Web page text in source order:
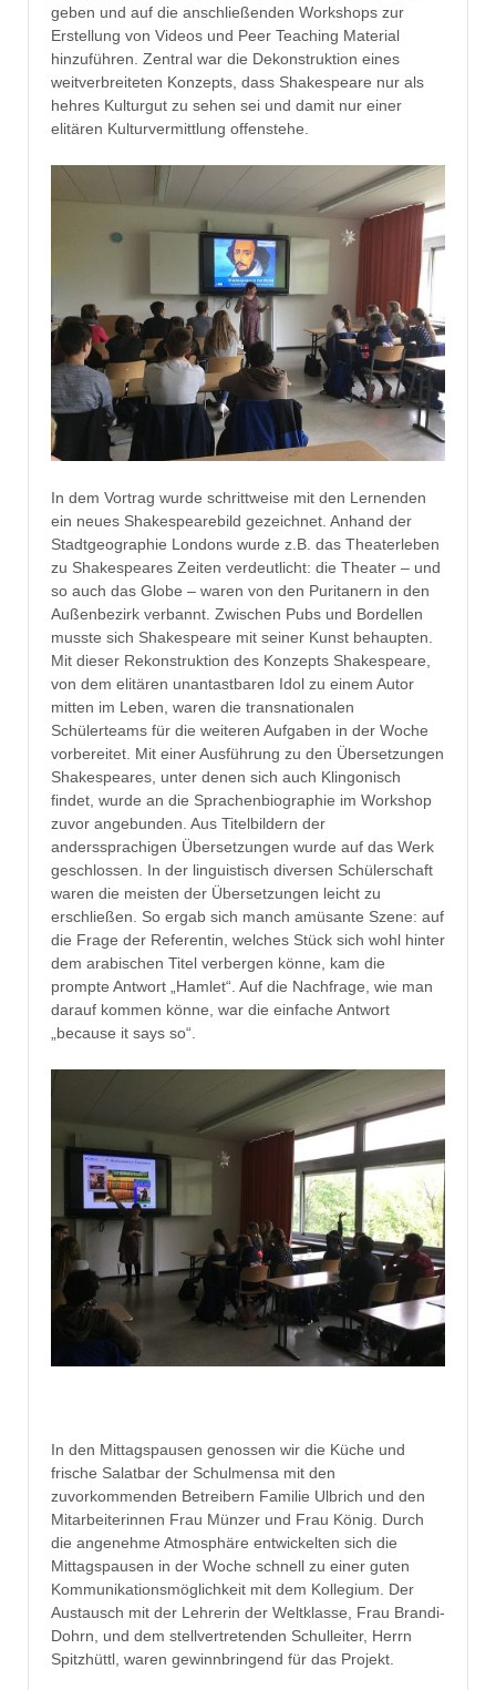
geben und auf die anschließenden Workshops zur
Erstellung von Videos und Peer Teaching Material
hinzuführen. Zentral war die Dekonstruktion eines
weitverbreiteten Konzepts, dass Shakespeare nur als
hehres Kulturgut zu sehen sei und damit nur einer
elitären Kulturvermittlung offenstehe.
In dem Vortrag wurde schrittweise mit den Lernenden
ein neues Shakespearebild gezeichnet. Anhand der
Stadtgeographie Londons wurde z.B. das Theaterleben
zu Shakespeares Zeiten verdeutlicht: die Theater – und
so auch das Globe – waren von den Puritanern in den
Außenbezirk verbannt. Zwischen Pubs und Bordellen
musste sich Shakespeare mit seiner Kunst behaupten.
Mit dieser Rekonstruktion des Konzepts Shakespeare,
von dem elitären unantastbaren Idol zu einem Autor
mitten im Leben, waren die transnationalen
Schülerteams für die weiteren Aufgaben in der Woche
vorbereitet. Mit einer Ausführung zu den Übersetzungen
Shakespeares, unter denen sich auch Klingonisch
findet, wurde an die Sprachenbiographie im Workshop
zuvor angebunden. Aus Titelbildern der
anderssprachigen Übersetzungen wurde auf das Werk
geschlossen. In der linguistisch diversen Schülerschaft
waren die meisten der Übersetzungen leicht zu
erschließen. So ergab sich manch amüsante Szene: auf
die Frage der Referentin, welches Stück sich wohl hinter
dem arabischen Titel verbergen könne, kam die
prompte Antwort „Hamlet“. Auf die Nachfrage, wie man
darauf kommen könne, war die einfache Antwort
„because it says so“.
In den Mittagspausen genossen wir die Küche und
frische Salatbar der Schulmensa mit den
zuvorkommenden Betreibern Familie Ulbrich und den
Mitarbeiterinnen Frau Münzer und Frau König. Durch
die angenehme Atmosphäre entwickelten sich die
Mittagspausen in der Woche schnell zu einer guten
Kommunikationsmöglichkeit mit dem Kollegium. Der
Austausch mit der Lehrerin der Weltklasse, Frau Brandi-
Dohrn, und dem stellvertretenden Schulleiter, Herrn
Spitzhüttl, waren gewinnbringend für das Projekt.